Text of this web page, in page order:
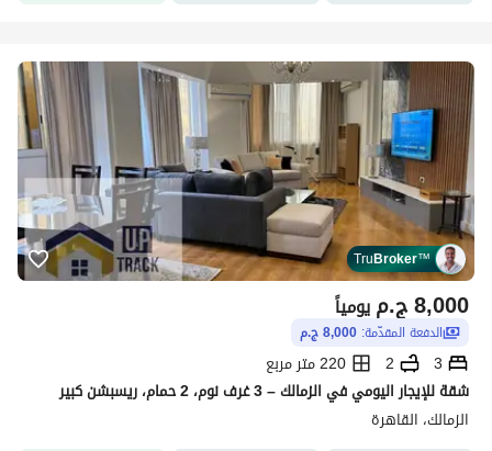
TruBroker™
ج.م8,000 يومياً
الدفعة المقدّمة: 8,000 ج.م
3
2
220 متر مربع
شقة للإيجار اليومي في الزمالك – 3 غرف نوم، 2 حمام، ريسبشن كبير
الزمالك، القاهرة